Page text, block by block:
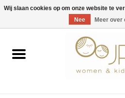
EUR/GBP/USD
Home
Wij slaan cookies op om onze website te
Nee
Meer over